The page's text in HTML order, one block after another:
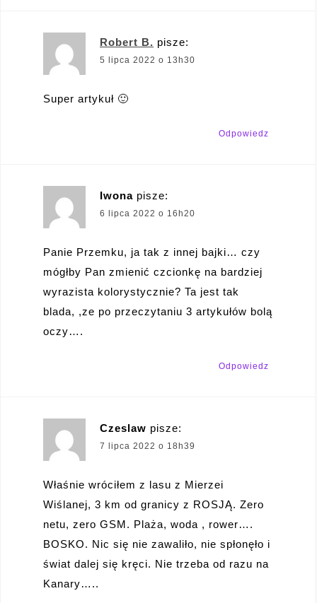
Robert B. pisze:
5 lipca 2022 o 13h30
Super artykuł 🙂
Odpowiedz
Iwona pisze:
6 lipca 2022 o 16h20
Panie Przemku, ja tak z innej bajki… czy
mógłby Pan zmienić czcionkę na bardziej
wyrazista kolorystycznie? Ta jest tak
blada, ,ze po przeczytaniu 3 artykułów bolą
oczy….
Odpowiedz
Czeslaw pisze:
7 lipca 2022 o 18h39
Właśnie wróciłem z lasu z Mierzei
Wiślanej, 3 km od granicy z ROSJĄ. Zero
netu, zero GSM. Plaża, woda , rower….
BOSKO. Nic się nie zawaliło, nie spłonęło i
świat dalej się kręci. Nie trzeba od razu na
Kanary…..